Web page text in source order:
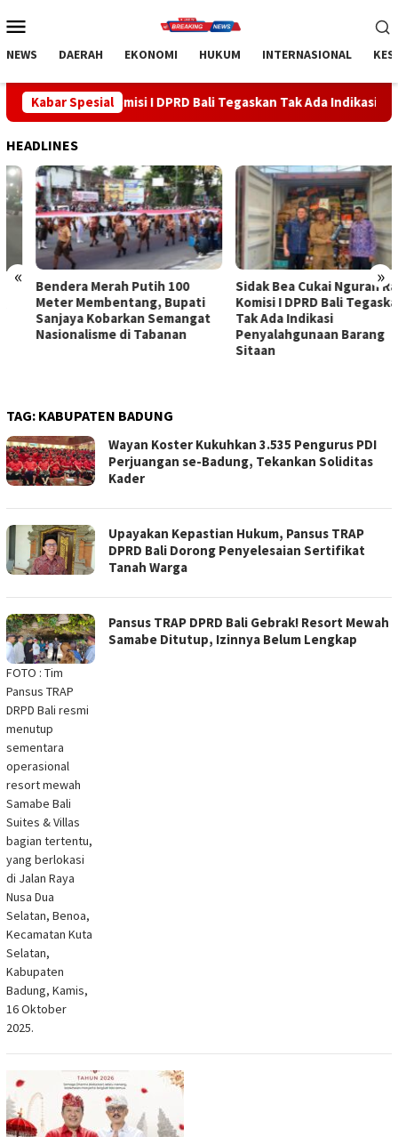
ke
Mobile
NEWS DAERAH EKONOMI HUKUM INTERNASIONAL
Kabar Spesial
I DPRD Bali Tegaskan Tak Ada Indikasi Penyalahgunaan Barang
HEADLINES
« »
Bendera Merah Putih 100
Meter Membentang, Bupati
Sanjaya Kobarkan Semangat
Nasionalisme di Tabanan
Sidak Bea Cukai Ngurah Rai,
Komisi I DPRD Bali Tegaskan
Tak Ada Indikasi
Penyalahgunaan Barang
Sitaan
TAG: KABUPATEN BADUNG
Wayan Koster Kukuhkan 3.535 Pengurus PDI
Perjuangan se-Badung, Tekankan Soliditas
Kader
Upayakan Kepastian Hukum, Pansus TRAP
DPRD Bali Dorong Penyelesaian Sertifikat
Tanah Warga
FOTO : Tim
Pansus TRAP
DRPD Bali resmi
menutup
sementara
operasional
resort mewah
Samabe Bali
Suites & Villas
bagian tertentu,
yang berlokasi
di Jalan Raya
Nusa Dua
Selatan, Benoa,
Kecamatan Kuta
Selatan,
Kabupaten
Badung, Kamis,
16 Oktober
2025.
Pansus TRAP DPRD Bali Gebrak! Resort Mewah
Samabe Ditutup, Izinnya Belum Lengkap